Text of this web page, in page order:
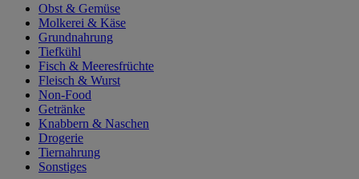
Obst & Gemüse
Molkerei & Käse
Grundnahrung
Tiefkühl
Fisch & Meeresfrüchte
Fleisch & Wurst
Non-Food
Getränke
Knabbern & Naschen
Drogerie
Tiernahrung
Sonstiges